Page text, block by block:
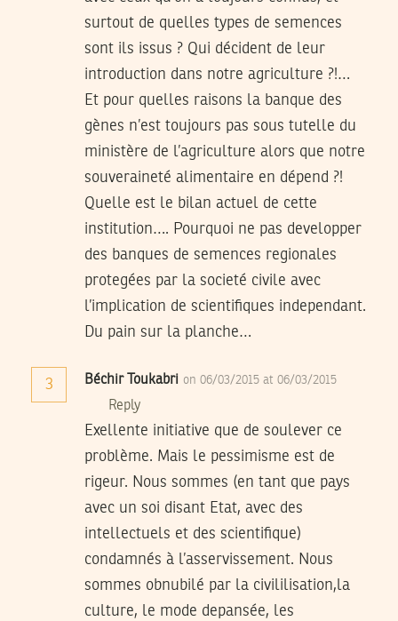
surtout de quelles types de semences
sont ils issus ? Qui décident de leur
introduction dans notre agriculture ?!…
Et pour quelles raisons la banque des
gènes n’est toujours pas sous tutelle du
ministère de l’agriculture alors que notre
souveraineté alimentaire en dépend ?!
Quelle est le bilan actuel de cette
institution…. Pourquoi ne pas developper
des banques de semences regionales
protegées par la societé civile avec
l’implication de scientifiques independant.
Du pain sur la planche…
3 Béchir Toukabri on 06/03/2015 at 06/03/2015
Reply
Exellente initiative que de soulever ce
problème. Mais le pessimisme est de
rigeur. Nous sommes (en tant que pays
avec un soi disant Etat, avec des
intellectuels et des scientifique)
condamnés à l’asservissement. Nous
sommes obnubilé par la civililisation,la
culture, le mode depansée, les